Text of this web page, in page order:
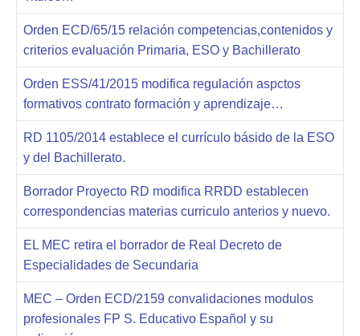
Orden ECD/65/15 relación competencias,contenidos y
criterios evaluación Primaria, ESO y Bachillerato
Orden ESS/41/2015 modifica regulación aspctos
formativos contrato formación y aprendizaje…
RD 1105/2014 establece el currículo básido de la ESO
y del Bachillerato.
Borrador Proyecto RD modifica RRDD establecen
correspondencias materias curriculo anterios y nuevo.
EL MEC retira el borrador de Real Decreto de
Especialidades de Secundaria
MEC – Orden ECD/2159 convalidaciones modulos
profesionales FP S. Educativo Español y su